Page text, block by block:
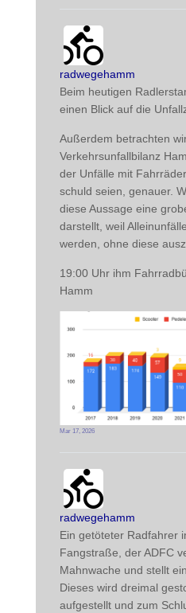
radwegehamm avatar
radwegehamm
Beim heutigen
einen Blick auf die
Außerdem betrachten
Verkehrsunfallbilanz
der Unfälle mit
schuld seien, genauer.
diese Aussage eine
darstellt, weil
werden, ohne diese
19:00 Uhr ihm
Hamm
Mar 17, 2026
radwegehamm avatar
radwegehamm
Ein getöteter Radfahrer
Fangstraße, der ADFC
Mahnwache und stellt
Dieses wird dreimal
aufgestellt und zum